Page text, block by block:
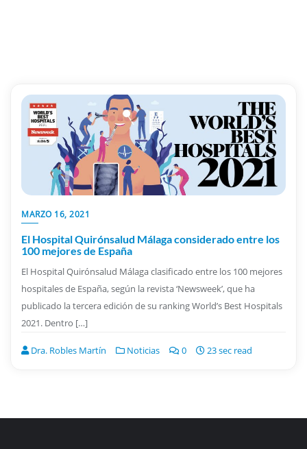
MARZO 16, 2021
El Hospital Quirónsalud Málaga considerado entre los
100 mejores de España
El Hospital Quirónsalud Málaga clasificado entre los 100 mejores
hospitales de España, según la revista ‘Newsweek’, que ha
publicado la tercera edición de su ranking World’s Best Hospitals
2021. Dentro […]
Dra. Robles Martín Noticias 0 23 sec read